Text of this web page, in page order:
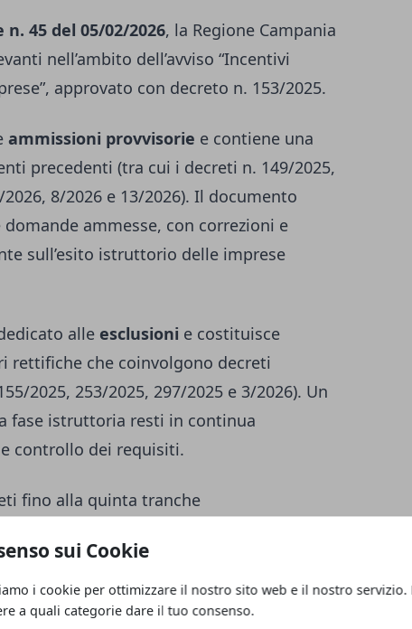
sui Cookie
i cookie per ottimizzare il nostro sito web e il nostro servizio.
a quali categorie dare il tuo consenso.
45 del 05/02/2026, la Regione Campania
nell’ambito dell’avviso “Incentivi
approvato con decreto n. 153/2025.
ammissioni provvisorie e contiene una
precedenti (tra cui i decreti n. 149/2025,
8/2026 e 13/2026). Il documento
ammesse, con correzioni e
sull’esito istruttorio delle imprese
alle esclusioni e costituisce
rettifiche che coinvolgono decreti
2025, 253/2025, 297/2025 e 3/2026). Un
fase istruttoria resti in continua
controllo dei requisiti.
fino alla quinta tranche
l’avvio concreto dei pagamenti.
diprima e seconda liquidazione , con